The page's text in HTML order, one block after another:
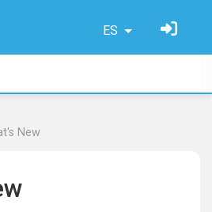
ES
New